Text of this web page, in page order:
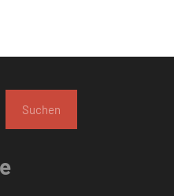
Suchen